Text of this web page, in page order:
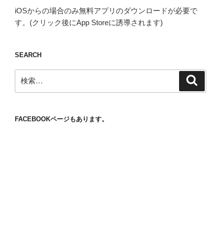
iOSからの場合のみ無料アプリのダウンロードが必要で
す。(クリック後にApp Storeに誘導されます)
SEARCH
索:
FACEBOOKページもあります。